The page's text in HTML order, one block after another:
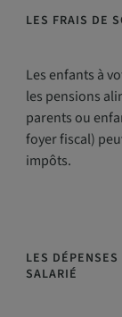
LES FRAIS DE
Les enfants à
les pensions
parents ou
foyer fiscal)
impôts.
LES
SALARIÉ